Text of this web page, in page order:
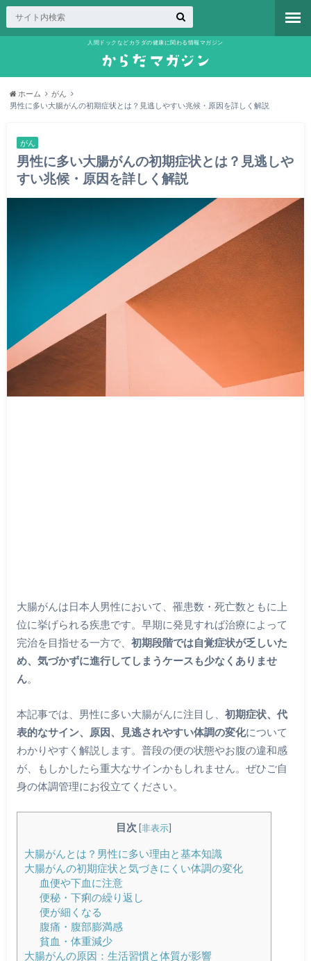
人間ドックなどカラダの健康に関わる情報マガジン
ホーム
がん
男性に多い大腸がんの初期症状とは？見逃しやすい兆候・原因を詳しく解説
がん
男性に多い大腸がんの初期症状とは？見逃しや
すい兆候・原因を詳しく解説
大腸がんは日本人男性において、罹患数・死亡数ともに上
位に挙げられる疾患です。早期に発見すれば治療によって
完治を目指せる一方で、 初期段階では自覚症状が乏しいた
め、気づかずに進行してしまうケースも少なくありませ
ん。
本記事では、男性に多い大腸がんに注目し、 初期症状、代
表的なサイン、原因、見逃されやすい体調の変化について
わかりやすく解説します。普段の便の状態やお腹の違和感
が、もしかしたら重大なサインかもしれません。ぜひご自
身の体調管理にお役立てください。
目次 [非表示]
大腸がんとは？男性に多い理由と基本知識
大腸がんの初期症状と気づきにくい体調の変化
血便や下血に注意
便秘・下痢の繰り返し
便が細くなる
腹痛・腹部膨満感
貧血・体重減少
大腸がんの原因：生活習慣と体質が影響